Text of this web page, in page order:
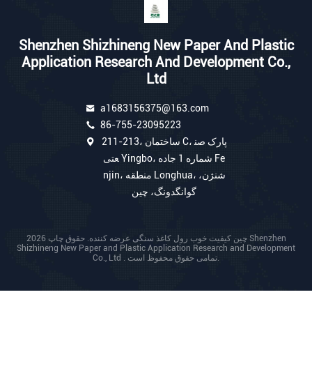
Shenzhen Shizhineng New Paper And Plastic
Application Research And Development Co.,
Ltd
a1683156375@163.com
86-755-23095223
211-213، ساختمان C، پارک صن
عتی Yingbo، شماره 1 جاده Fe
njin، منطقه Longhua، شنژن،
گوانگدونگ، چین
چین کیفیت خوب رول کاغذ سنگی عرضه کننده. حقوق چاپ 2026 Shenzhen
Shizhineng New Paper and Plastic Application Research and Development
Co., Ltd . تمامی حقوق محفوظ است.